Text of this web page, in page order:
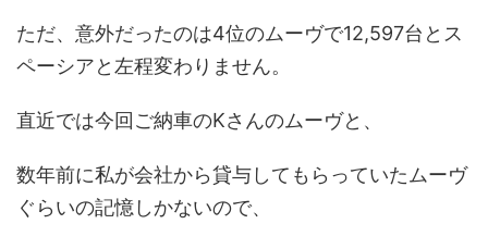
ただ、意外だったのは4位のムーヴで12,597台とス
ペーシアと左程変わりません。
直近では今回ご納車のKさんのムーヴと、
数年前に私が会社から貸与してもらっていたムーヴ
ぐらいの記憶しかないので、